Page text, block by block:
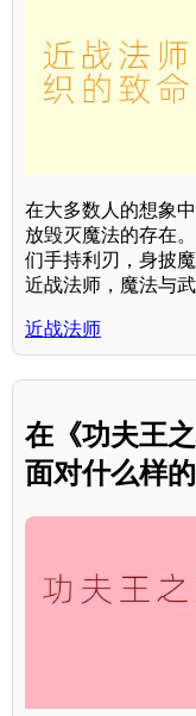
在大多数人的想象
放毁灭魔法的存在
们手持利刃，身披
近战法师，魔法与
近战法师
在《功夫王
面对什么样